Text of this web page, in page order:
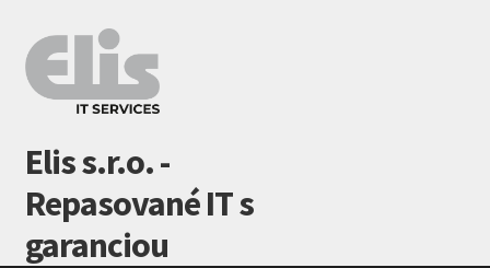
Preskočiť
na
navigáciu
Preskočiť
na
obsah
Elis s.r.o. -
Repasované IT s
garanciou